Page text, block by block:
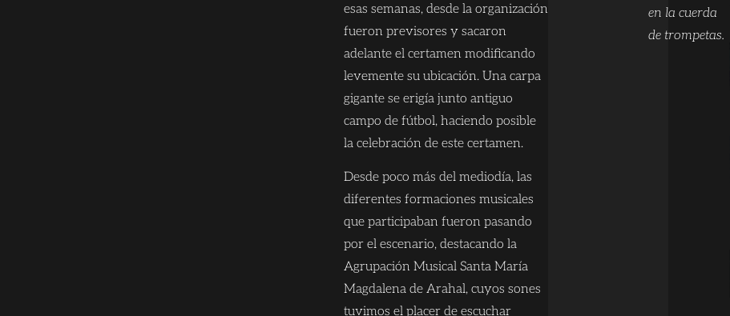
esas semanas, desde la organización
fueron previsores y sacaron
adelante el certamen modificando
levemente su ubicación. Una carpa
gigante se erigía junto antiguo
campo de fútbol, haciendo posible
la celebración de este certamen.
Desde poco más del mediodía, las
diferentes formaciones musicales
que participaban fueron pasando
por el escenario, destacando la
Agrupación Musical Santa María
Magdalena de Arahal, cuyos sones
tuvimos el placer de escuchar
en la cuerda
de trompetas.